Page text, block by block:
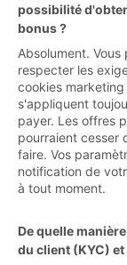
possibilité
bonus ?
Absolument.
respecter les
cookies
s'appliquent
payer. Les offres
pourraient cesser
faire. Vos
notification de
à tout moment.
De quelle
du client (KYC) et